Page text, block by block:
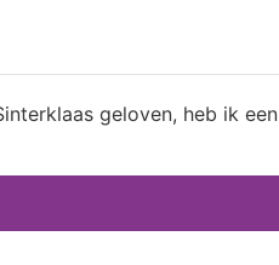
geloven, heb ik een